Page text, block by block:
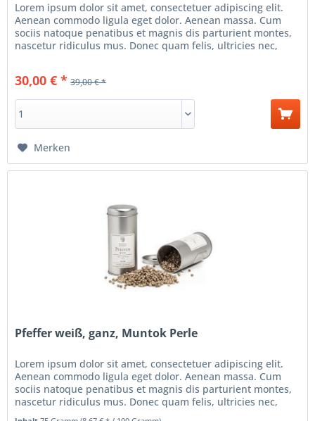
Lorem ipsum dolor sit amet, consectetuer adipiscing elit.
Aenean commodo ligula eget dolor. Aenean massa. Cum
sociis natoque penatibus et magnis dis parturient montes,
nascetur ridiculus mus. Donec quam felis, ultricies nec,
30,00 € * 39,00 € *
Merken
Pfeffer weiß, ganz, Muntok Perle
Lorem ipsum dolor sit amet, consectetuer adipiscing elit.
Aenean commodo ligula eget dolor. Aenean massa. Cum
sociis natoque penatibus et magnis dis parturient montes,
nascetur ridiculus mus. Donec quam felis, ultricies nec,